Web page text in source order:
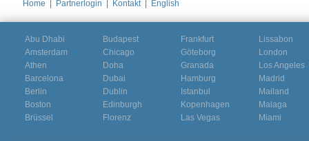
Home Partnerlogin Kontakt English
Abu Dhabi
Amsterdam
Athen
Barcelona
Berlin
Boston
Brüssel
Budapest
Chicago
Doha
Dubai
Dublin
Edinburgh
Florenz
Frankfurt
Göteborg
Granada
Hamburg
Istanbul
Kopenhagen
Las Vegas
Lissabon
London
Los Angeles
Madrid
Mailand
Malaga
Miami